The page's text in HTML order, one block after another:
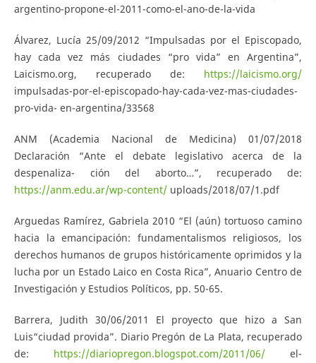
argentino-propone-el-2011-como-el-ano-de-la-vida
Álvarez, Lucía 25/09/2012 “Impulsadas por el Episcopado,
hay cada vez más ciudades “pro vida” en Argentina”,
Laicismo.org, recuperado de: https://laicismo.org/
impulsadas-por-el-episcopado-hay-cada-vez-mas-ciudades-
pro-vida- en-argentina/33568
ANM (Academia Nacional de Medicina) 01/07/2018
Declaración “Ante el debate legislativo acerca de la
despenaliza- ción del aborto…”, recuperado de:
https://anm.edu.ar/wp-content/uploads/2018/07/1.pdf
Arguedas Ramírez, Gabriela 2010 “El (aún) tortuoso camino
hacia la emancipación: fundamentalismos religiosos, los
derechos humanos de grupos históricamente oprimidos y la
lucha por un Estado Laico en Costa Rica”, Anuario Centro de
Investigación y Estudios Políticos, pp. 50-65.
Barrera, Judith 30/06/2011 El proyecto que hizo a San
Luis“ciudad provida”. Diario Pregón de La Plata, recuperado
de: https://diariopregon.blogspot.com/2011/06/ el-